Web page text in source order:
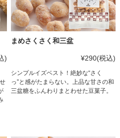
)
まめさくさく和三盆
¥290(税込)
シンプルイズベスト！絶妙な“さく
っ”と感がたまらない。上品な甘さの和
三盆糖をふんわりまとわせた豆菓子。